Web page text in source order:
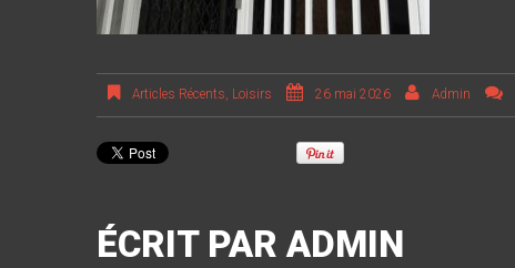
Articles Récents, Loisirs 26 mai 2026 Admin
ÉCRIT PAR ADMIN